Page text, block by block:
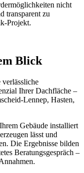
nicht
transparent zu
Projekt.
Blick
verlässliche
Ihrer Dachfläche –
Lennep, Hasten,
Gebäude installiert
lässt und
Die Ergebnisse bilden
Beratungsgespräch –